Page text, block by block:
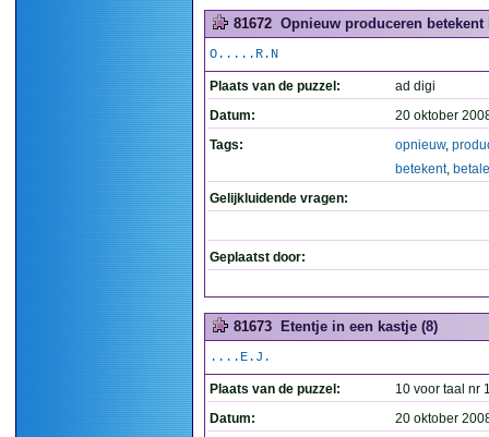
81672 Opnieuw produceren betekent
O.....R.N
Plaats van de puzzel:
ad digi
Datum:
20 oktober
Tags:
opnieuw,
betekent,
Gelijkluidende vragen:
Geplaatst door:
81673 Etentje in een kastje (8)
....E.J.
Plaats van de puzzel:
10 voor taal nr
Datum:
20 oktober